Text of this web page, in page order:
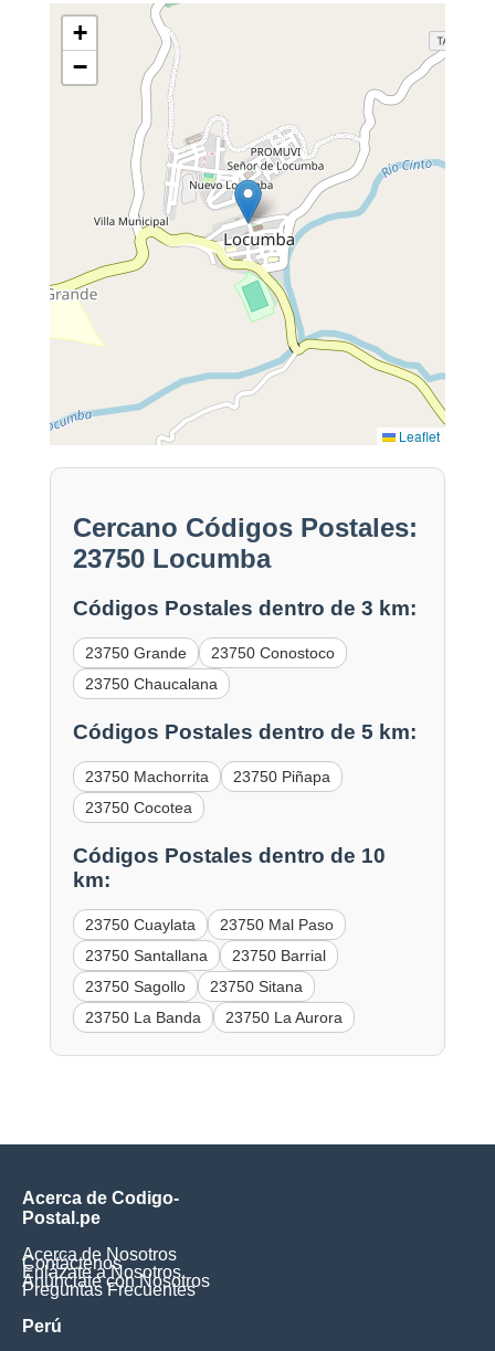
+
−
Leaflet
Cercano Códigos Postales:
23750 Locumba
Códigos Postales dentro de 3 km:
23750 Grande
23750 Conostoco
23750 Chaucalana
Códigos Postales dentro de 5 km:
23750 Machorrita
23750 Piñapa
23750 Cocotea
Códigos Postales dentro de 10
km:
23750 Cuaylata
23750 Mal Paso
23750 Santallana
23750 Barrial
23750 Sagollo
23750 Sitana
23750 La Banda
23750 La Aurora
Acerca de Codigo-
Postal.pe
Acerca de Nosotros
Contáctenos
Enlázate a Nosotros
Anúnciate con Nosotros
Preguntas Frecuentes
Perú